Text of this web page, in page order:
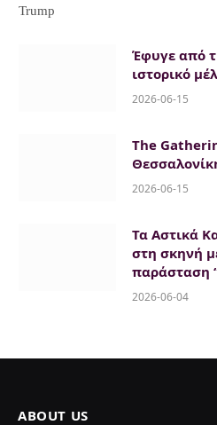
Trump
Έφυγε από
ιστορικό
2026-06-15
The
2026-06-15
Τα Αστικά
στη σκηνή
παράσταση
2026-06-04
ABOUT US